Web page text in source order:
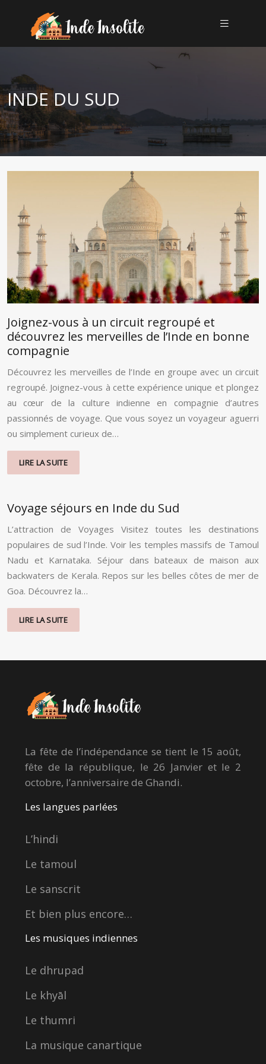
INDE DU SUD
Joignez-vous à un circuit regroupé et
découvrez les merveilles de l’Inde en bonne
compagnie
Découvrez les merveilles de l’Inde en groupe avec un circuit
regroupé. Joignez-vous à cette expérience unique et plongez
au cœur de la culture indienne en compagnie d’autres
passionnés de voyage. Que vous soyez un voyageur aguerri
ou simplement curieux de…
LIRE LA SUITE
Voyage séjours en Inde du Sud
L’attraction de Voyages Visitez toutes les destinations
populaires de sud l’Inde. Voir les temples massifs de Tamoul
Nadu et Karnataka. Séjour dans bateaux de maison aux
backwaters de Kerala. Repos sur les belles côtes de mer de
Goa. Découvrez la…
LIRE LA SUITE
La fête de l’indépendance se tient le 15 août,
fête de la république, le 26 Janvier et le 2
octobre, l’anniversaire de Ghandi.
Les langues parlées
L’hindi
Le tamoul
Le sanscrit
Et bien plus encore…
Les musiques indiennes
Le dhrupad
Le khyāl
Le thumri
La musique canartique